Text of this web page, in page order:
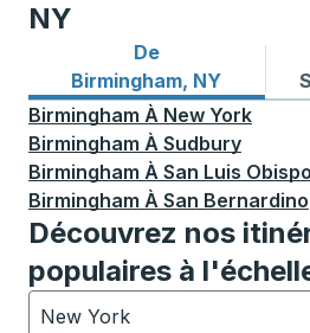
NY
De
Birmingham, NY
Itinéraires de bus depuis
Birmingham À New York
Birmingham À Sudbury
Birmingham À San Luis Obispo
Birmingham À San Bernardino
Découvrez nos
populaires à
New York